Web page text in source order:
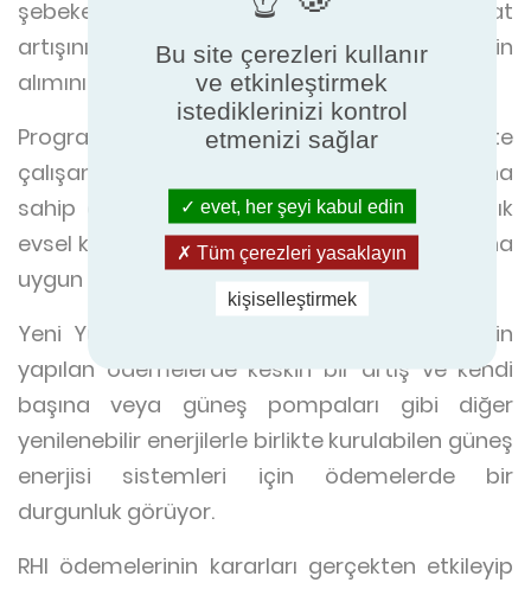
şebekesine bağlı olmadığı yerlerde. Fiyat
artışının açıkça hava kaynağı teknolojisinin
alımını artırması amaçlanıyor. '
Program aynı zamanda en yüksek verimlilikte
çalışan bir hava kaynaklı hava pompasına
sahip olmanın önemini de kabul ediyor. Artık
evsel kurulumlar için ev sahiplerinin kullanımına
uygun bir akıllı sayaca sahip olmak gerekiyor.
Yeni Yurtiçi program, biyokütle kazanları için
yapılan ödemelerde keskin bir artış ve kendi
başına veya güneş pompaları gibi diğer
yenilenebilir enerjilerle birlikte kurulabilen güneş
enerjisi sistemleri için ödemelerde bir
durgunluk görüyor.
RHI ödemelerinin kararları gerçekten etkileyip
Bu site çerezleri kullanır
ve etkinleştirmek
istediklerinizi kontrol
etmenizi sağlar
evet, her şeyi kabul edin
Tüm çerezleri yasaklayın
kişiselleştirmek